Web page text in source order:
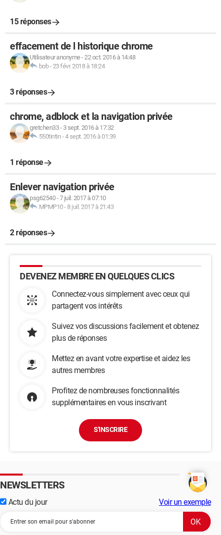
15 réponses
effacement de l historique chrome
Utilisateur anonyme-22 oct. 2016 à 14:48
bob-23 févr. 2018 à 18:24
3 réponses
chrome, adblock et la navigation privée
gretchen33- 3 sept. 2016 à 17:32
550tintin-4 sept. 2016 à 01:39
1 réponse
Enlever navigation privée
psg62540-7 juil. 2017 à 07:10
MPMP10- 8 juil. 2017 à 21:43
2 réponses
DEVENEZ MEMBRE EN QUELQUES CLICS
Connectez-vous simplement avec ceux qui
partagent vos intérêts
Suivez vos discussions facilement et obtenez
plus de réponses
Mettez en avant votre expertise et aidez les
autres membres
Profitez de nombreuses fonctionnalités
supplémentaires en vous inscrivant
S'INSCRIRE
NEWSLETTERS
Actu du jour Voir un exemple